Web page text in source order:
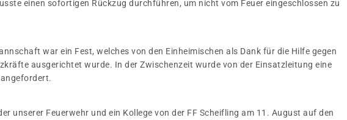
einen sofortigen Rückzug durchführen, um nicht vom Feuer eingeschlossen zu
war ein Fest, welches von den Einheimischen als Dank für die Hilfe gegen
ausgerichtet wurde. In der Zwischenzeit wurde von der Einsatzleitung eine
unserer Feuerwehr und ein Kollege von der FF Scheifling am 11. August auf den